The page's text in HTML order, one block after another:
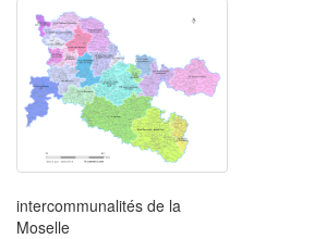
intercommunalités de la
Moselle